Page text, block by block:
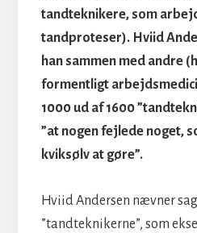
tandteknikere, som
tandproteser). Hviid
han sammen med andre
formentligt
1000 ud af 1600
”at nogen fejlede noget,
kviksølv at gøre”.
Hviid Andersen nævner
”tandteknikerne”, som